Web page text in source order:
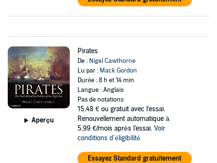
Aperçu
Pirates
De : Nigel Cawthorne
Lu par : Mack Gordon
Durée : 8 h et 14 min
Langue : Anglais
Pas de notations
15,48 € ou gratuit avec l'essai.
Renouvellement automatique à
5,99 €/mois après l'essai. Voir
conditions d'éligibilité
Essayez Standard gratuitement